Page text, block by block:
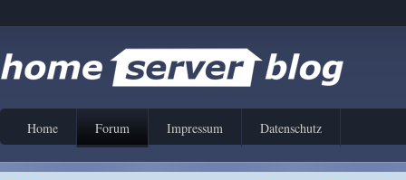
Home Forum Impressum Datenschutz